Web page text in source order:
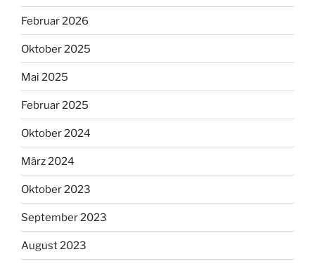
Februar 2026
Oktober 2025
Mai 2025
Februar 2025
Oktober 2024
März 2024
Oktober 2023
September 2023
August 2023